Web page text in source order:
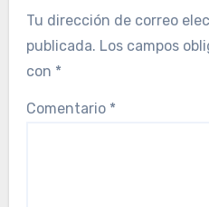
Tu dirección de correo
publicada. Los campos
con *
Comentario *